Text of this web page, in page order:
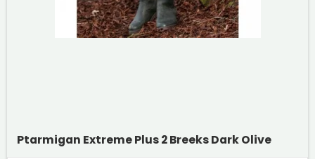
Ptarmigan Extreme Plus 2 Breeks Dark Olive